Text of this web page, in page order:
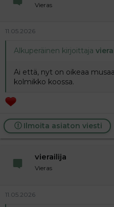
Vieras
11.05.2026
Alkuperäinen kirjoittaja
Ai että, nyt on oikeaa musaa
kolmikko koossa.
Ilmoita asiaton viesti
vierailija
Vieras
11.05.2026